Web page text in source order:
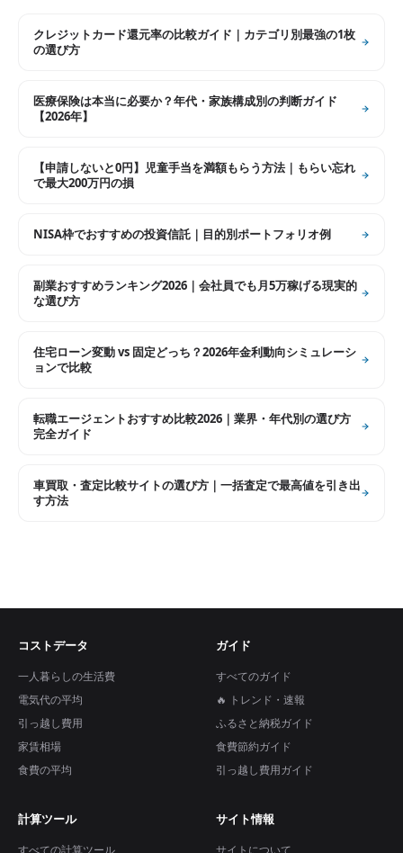
クレジットカード還元率の比較ガイド｜カテゴリ別最強の1枚
の選び方
医療保険は本当に必要か？年代・家族構成別の判断ガイド
【2026年】
【申請しないと0円】児童手当を満額もらう方法｜もらい忘れ
で最大200万円の損
NISA枠でおすすめの投資信託｜目的別ポートフォリオ例
副業おすすめランキング2026｜会社員でも月5万稼げる現実的
な選び方
住宅ローン変動 vs 固定どっち？2026年金利動向シミュレーシ
ョンで比較
転職エージェントおすすめ比較2026｜業界・年代別の選び方
完全ガイド
車買取・査定比較サイトの選び方｜一括査定で最高値を引き出
す方法
コストデータ
一人暮らしの生活費
電気代の平均
引っ越し費用
家賃相場
食費の平均
ガイド
すべてのガイド
🔥 トレンド・速報
ふるさと納税ガイド
食費節約ガイド
引っ越し費用ガイド
計算ツール
すべての計算ツール
サイト情報
サイトについて